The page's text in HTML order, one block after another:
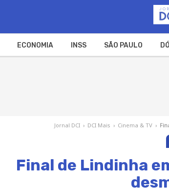
ECONOMIA INSS SÃO PAULO
Jornal DCI › DCI Mais › Cinema & TV ›
Final de Lindinha